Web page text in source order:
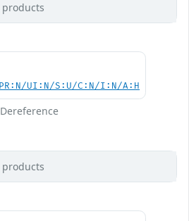
products
UI:N/S:U/C:N/I:N/A:H
products